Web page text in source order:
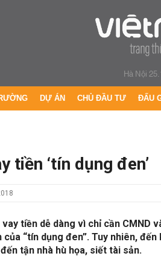
Hà Nội
DỰ ÁN CHỦ ĐẦU TƯ ĐẤU
tiền ‘tín dụng đen’
tiền dễ dàng vì chỉ cần CMND
của “tín dụng đen”. Tuy nhiên,
tận nhà hù họa, siết tài sản.